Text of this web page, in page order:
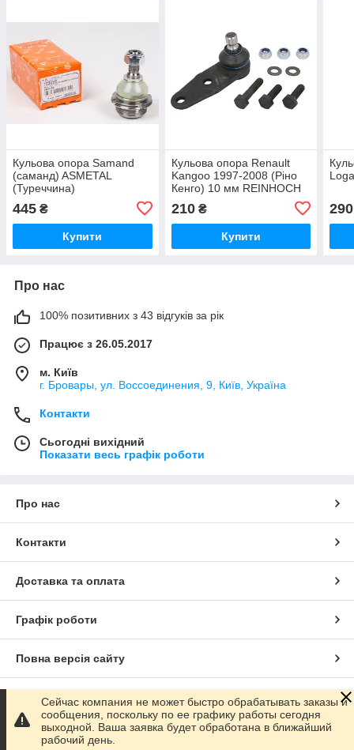
Кульова опора Samand
(саманд) ASMETAL
(Туреччина)
445 ₴
Купити
Кульова опора Renault
Kangoo 1997-2008 (Ріно
Кенго) 10 мм REINHOCH
210₴
Купити
290
Про нас
100% позитивних з 43 відгуків за рік
Працює з 26.05.2017
м. Київ
г. Бровары, ул. Воссоединения, 9, Київ, Україна
Контакти
Сьогодні вихідний
Показати весь графік роботи
Про нас
Контакти
Доставка та оплата
Графік роботи
Повна версія сайту
Сайт створено на маркетплейсі Prom.ua
Політика конфіденційності
Сейчас компания не может быстро обрабатывать заказы и
сообщения, поскольку по ее графику работы сегодня
выходной. Ваша заявка будет обработана в ближайший
рабочий день.